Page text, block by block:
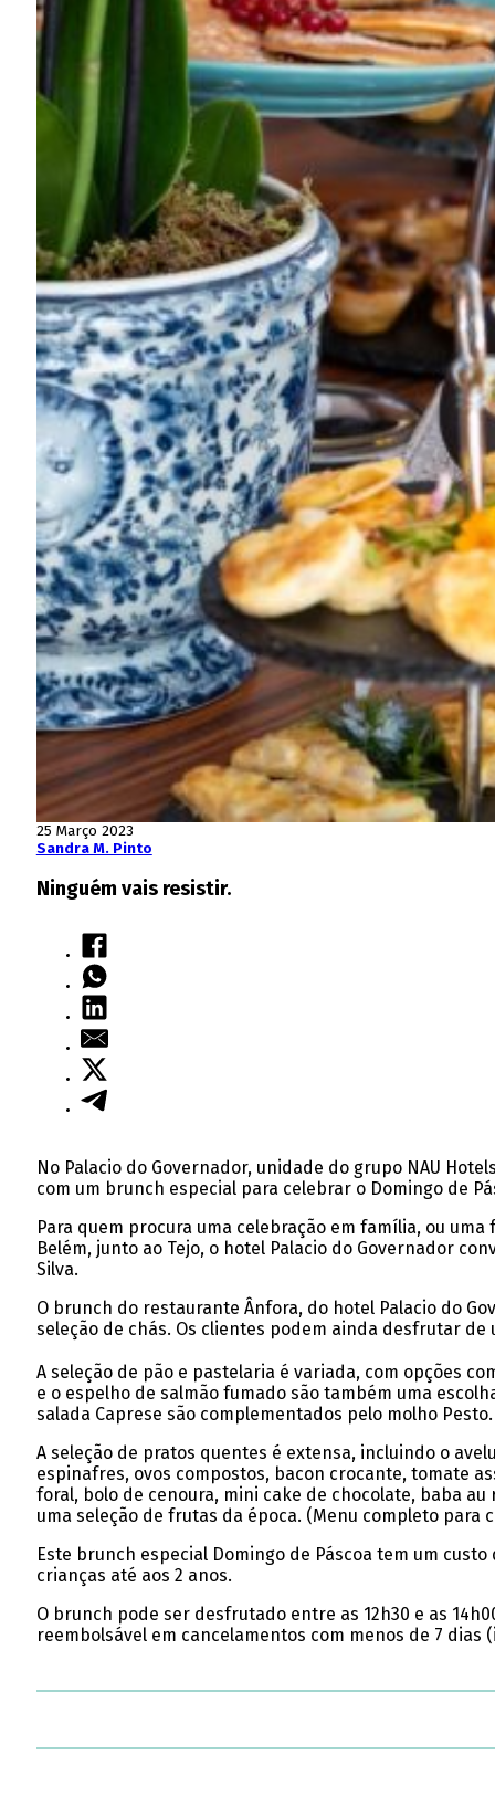
25 Março 2023
Sandra M. Pinto
Ninguém vais resistir.
No Palacio do Governador, unidade do grupo NAU
com um brunch especial para celebrar o Domingo de
Para quem procura uma celebração em família, ou
Belém, junto ao Tejo, o hotel Palacio do Governador
Silva.
O brunch do restaurante Ânfora, do hotel Palacio do
seleção de chás. Os clientes podem ainda desfrutar
A seleção de pão e pastelaria é variada, com opções
e o espelho de salmão fumado são também uma
salada Caprese são complementados pelo molho Pesto.
A seleção de pratos quentes é extensa, incluindo o
espinafres, ovos compostos, bacon crocante, tomate
foral, bolo de cenoura, mini cake de chocolate, baba
uma seleção de frutas da época. (Menu completo para
Este brunch especial Domingo de Páscoa tem um
crianças até aos 2 anos.
O brunch pode ser desfrutado entre as 12h30 e as
reembolsável em cancelamentos com menos de 7 dias